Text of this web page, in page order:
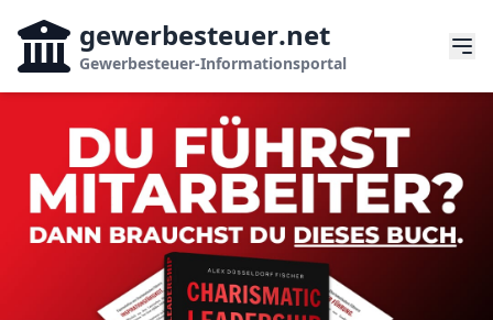
gewerbesteuer.net
Gewerbesteuer-Informationsportal